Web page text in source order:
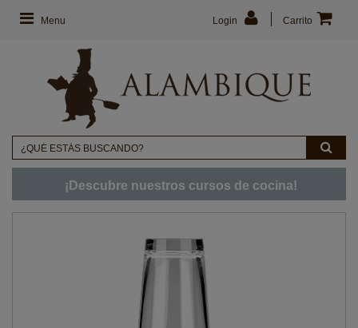
Menu Carrito
Login
¡Descubre nuestros cursos de cocina!